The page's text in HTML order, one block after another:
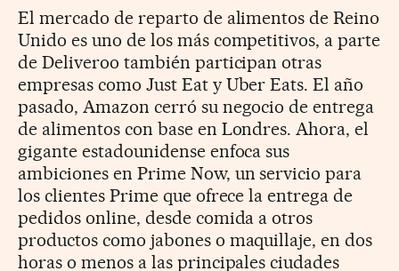
El mercado de reparto de alimentos de Reino
Unido es uno de los más competitivos, a parte
de Deliveroo también participan otras
empresas como Just Eat y Uber Eats. El año
pasado, Amazon cerró su negocio de entrega
de alimentos con base en Londres. Ahora, el
gigante estadounidense enfoca sus
ambiciones en Prime Now, un servicio para
los clientes Prime que ofrece la entrega de
pedidos online, desde comida a otros
productos como jabones o maquillaje, en dos
horas o menos a las principales ciudades